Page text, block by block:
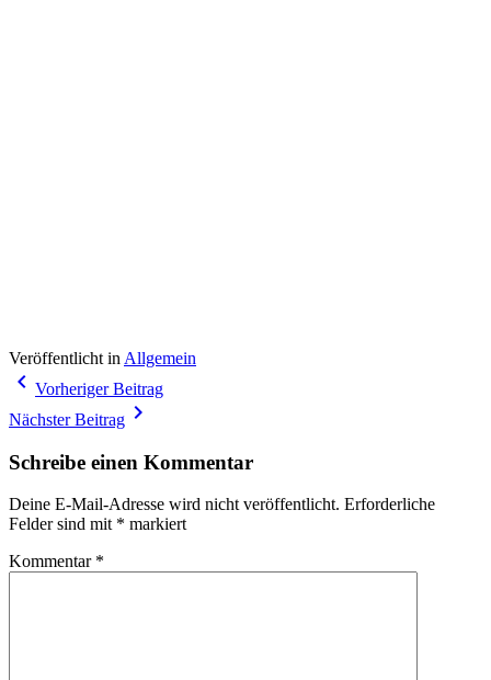
Veröffentlicht in Allgemein
Beitragsnavigation
navigate_before Vorheriger Beitrag
Nächster Beitrag navigate_next
Schreibe einen Kommentar
Deine E-Mail-Adresse wird nicht veröffentlicht. Erforderliche
Felder sind mit * markiert
Kommentar *